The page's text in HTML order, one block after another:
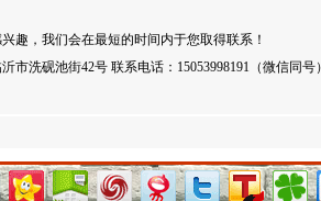
趣，我们会在最短的时间内于您取得联系！
市洗砚池街42号 联系电话：15053998191（微信同